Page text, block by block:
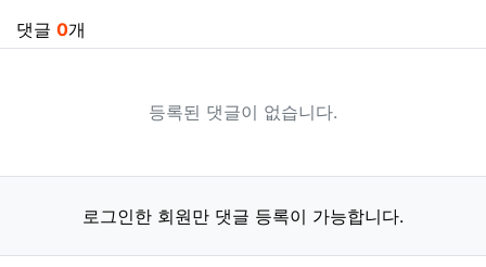
댓글 0개
등록된 댓글이 없습니다.
로그인한 회원만 댓글 등록이 가능합니다.